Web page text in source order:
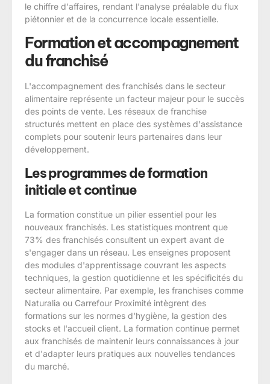
le chiffre d'affaires, rendant l'analyse préalable du flux
piétonnier et de la concurrence locale essentielle.
Formation et accompagnement
du franchisé
L'accompagnement des franchisés dans le secteur
alimentaire représente un facteur majeur pour le succès
des points de vente. Les réseaux de franchise
structurés mettent en place des systèmes d'assistance
complets pour soutenir leurs partenaires dans leur
développement.
Les programmes de formation
initiale et continue
La formation constitue un pilier essentiel pour les
nouveaux franchisés. Les statistiques montrent que
73% des franchisés consultent un expert avant de
s'engager dans un réseau. Les enseignes proposent
des modules d'apprentissage couvrant les aspects
techniques, la gestion quotidienne et les spécificités du
secteur alimentaire. Par exemple, les franchises comme
Naturalia ou Carrefour Proximité intègrent des
formations sur les normes d'hygiène, la gestion des
stocks et l'accueil client. La formation continue permet
aux franchisés de maintenir leurs connaissances à jour
et d'adapter leurs pratiques aux nouvelles tendances
du marché.